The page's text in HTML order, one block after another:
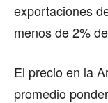
exportaciones
menos de 2%
El precio en la
promedio